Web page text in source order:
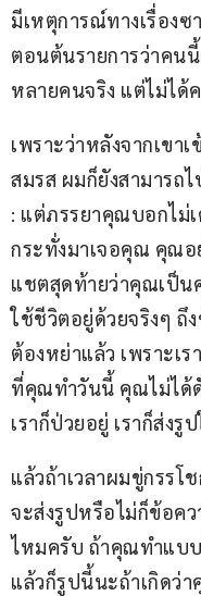
มีเหตุการณ์ทางเรื่องซ
ตอนต้นรายการว่าค
หลายคนจริง แต่ไม่ได้
เพราะว่าหลังจากเขา
สมรส ผมก็ยังสามารถไ
: แต่ภรรยาคุณบอกไม่
กระทั่งมาเจอคุณ คุณ
แชตสุดท้ายว่าคุณเป็น
ใช้ชีวิตอยู่ด้วยจริงๆ ถึ
ต้องหย่าแล้ว เพราะเ
ที่คุณทำวันนี้ คุณไม่ได้
เราก็ป่วยอยู่ เราก็ส่งรู
แล้วถ้าเวลาผมขู่กรรโ
จะส่งรูปหรือไม่ก็ข้อค
ไหมครับ ถ้าคุณทำแบ
แล้วก็รูปนี้นะถ้าเกิดว่